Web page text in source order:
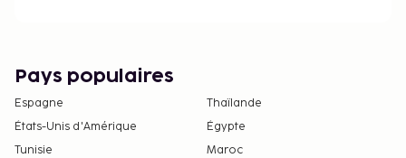
Pays populaires
Espagne
Thaïlande
États-Unis d'Amérique
Égypte
Tunisie
Maroc